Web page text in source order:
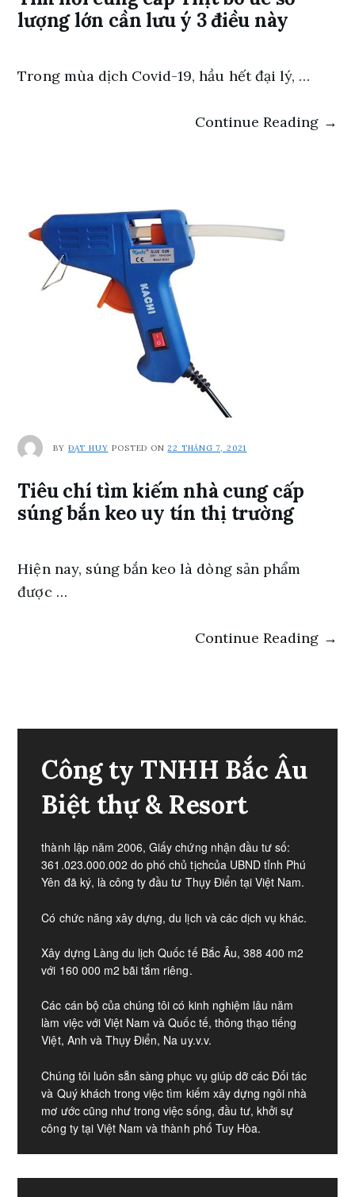
lượng lớn cần lưu ý 3 điều này
Trong mùa dịch Covid-19, hầu hết đại lý, …
Continue Reading →
BY ĐẠT HUY POSTED ON22 THÁNG 7, 2021
Tiêu chí tìm kiếm nhà cung cấp
súng bắn keo uy tín thị trường
Hiện nay, súng bắn keo là dòng sản phẩm
được …
Continue Reading →
Công ty TNHH Bắc Âu
Biệt thự & Resort
thành lập năm 2006, Giấy chứng nhận đầu tư số:
361.023.000.002 do phó chủ tịchcủa UBND tỉnh Phú
Yên đã ký, là công ty đầu tư Thụy Điển tại Việt Nam.
Có chức năng xây dựng, du lịch và các dịch vụ khác.
Xây dựng Làng du lịch Quốc tế Bắc Âu, 388 400 m2
với 160 000 m2 bãi tắm riêng.​
Các cán bộ của chúng tôi có kinh nghiệm lâu năm
làm việc với Việt Nam và Quốc tế, thông thạo tiếng
Việt, Anh và Thụy Điển, Na uy.v.v.​
Chúng tôi luôn sẵn sàng phục vụ giúp dỡ các Đối tác
và Quý khách trong việc tìm kiếm xây dựng ngôi nhà
mơ ước cũng như trong việc sống, đầu tư, khởi sự
công ty tại Việt Nam và thành phố Tuy Hòa.